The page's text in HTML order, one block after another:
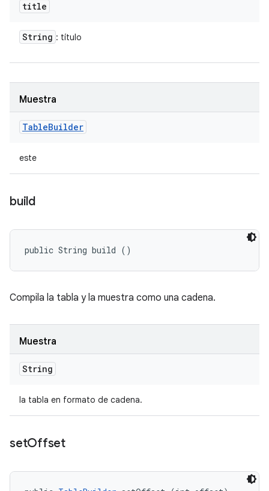
title
String : título
Muestra
TableBuilder
este
build
public String build ()
Compila la tabla y la muestra como una cadena.
Muestra
String
la tabla en formato de cadena.
setOffset